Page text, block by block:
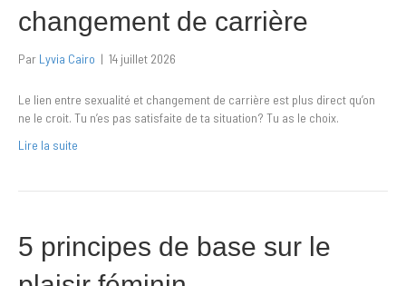
changement de carrière
Par Lyvia Cairo | 14 juillet 2026
Le lien entre sexualité et changement de carrière est plus direct qu’on
ne le croit. Tu n’es pas satisfaite de ta situation? Tu as le choix.
Lire la suite
5 principes de base sur le